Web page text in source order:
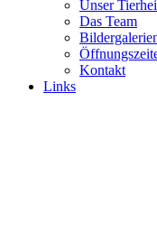
Unser
Das Team
Kontakt
Links